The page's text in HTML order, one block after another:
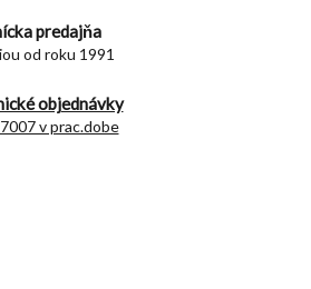
predajňa
od roku 1991
objednávky
v prac.dobe